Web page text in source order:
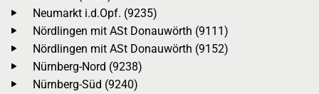
Neumarkt i.d.Opf. (9235)
Nördlingen mit ASt Donauwörth (9111)
Nördlingen mit ASt Donauwörth (9152)
Nürnberg-Nord (9238)
Nürnberg-Süd (9240)